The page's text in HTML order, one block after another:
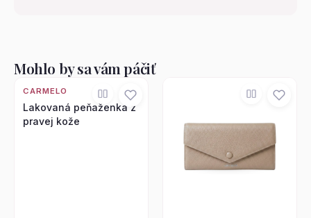
Mohlo by sa vám páčiť
CARMELO
Lakovaná peňaženka z
pravej kože